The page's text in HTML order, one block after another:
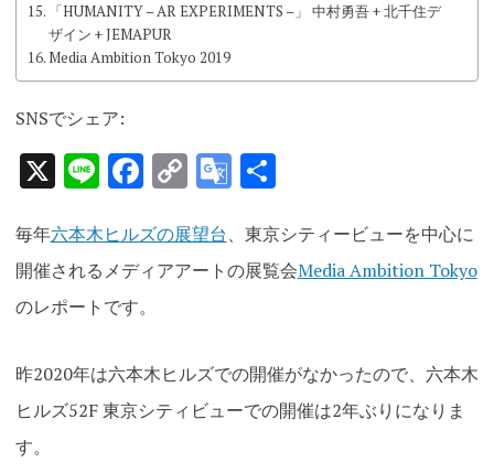
「HUMANITY – AR EXPERIMENTS –」 中村勇吾 + 北千住デ
ザイン + JEMAPUR
Media Ambition Tokyo 2019
SNSでシェア:
X LineFacebook
CopyGoogle
共
毎年六本木ヒルズの展望台、東京シティービューを中心に
開催されるメディアアートの展覧会Media Ambition Tokyo
のレポートです。
昨2020年は六本木ヒルズでの開催がなかったので、六本木
ヒルズ52F 東京シティビューでの開催は2年ぶりになりま
す。